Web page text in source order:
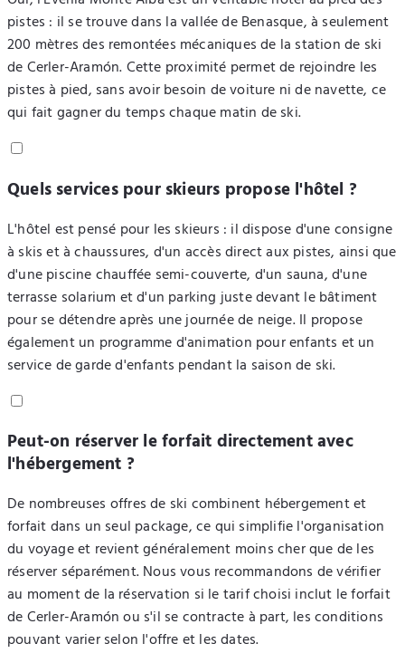
pistes : il se trouve dans la vallée de Benasque, à seulement
200 mètres des remontées mécaniques de la station de ski
de Cerler-Aramón. Cette proximité permet de rejoindre les
pistes à pied, sans avoir besoin de voiture ni de navette, ce
qui fait gagner du temps chaque matin de ski.
Quels services pour skieurs propose l'hôtel ?
L'hôtel est pensé pour les skieurs : il dispose d'une consigne
à skis et à chaussures, d'un accès direct aux pistes, ainsi que
d'une piscine chauffée semi-couverte, d'un sauna, d'une
terrasse solarium et d'un parking juste devant le bâtiment
pour se détendre après une journée de neige. Il propose
également un programme d'animation pour enfants et un
service de garde d'enfants pendant la saison de ski.
Peut-on réserver le forfait directement avec
l'hébergement ?
De nombreuses offres de ski combinent hébergement et
forfait dans un seul package, ce qui simplifie l'organisation
du voyage et revient généralement moins cher que de les
réserver séparément. Nous vous recommandons de vérifier
au moment de la réservation si le tarif choisi inclut le forfait
de Cerler-Aramón ou s'il se contracte à part, les conditions
pouvant varier selon l'offre et les dates.